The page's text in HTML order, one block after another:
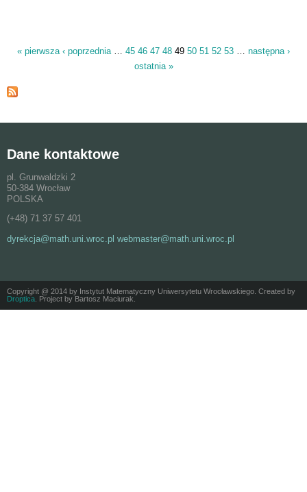
« pierwsza ‹ poprzednia 45 46 47 48 49 50 51 52 53
następna ›
ostatnia »
Dane kontaktowe
pl. Grunwaldzki 2
50-384 Wrocław
POLSKA
(+48) 71 37 57 401
dyrekcja@math.uni.wroc.pl webmaster@math.uni.wroc.pl
Copyright @ 2014 by Instytut Matematyczny Uniwersytetu Wrocławskiego. Created by
Droptica . Project by Bartosz Maciurak.